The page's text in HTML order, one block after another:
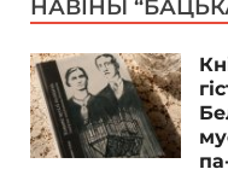
НАВІНЫ